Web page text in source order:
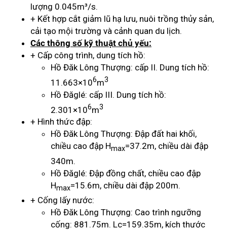
lượng 0.045m³/s.
+ Kết hợp cắt giảm lũ hạ lưu, nuôi trồng thủy sản,
cải tạo mội trường và cảnh quan du lịch.
Các thông số kỹ thuật chủ yếu:
+ Cấp công trình, dung tích hồ:
Hồ Đăk Lông Thượng: cấp II. Dung tích hồ:
11.663×106m3
Hồ Đăglé: cấp III. Dung tích hồ:
2.301×106m3
+ Hình thức đập:
Hồ Đăk Lông Thượng: Đập đất hai khối,
chiều cao đập Hmax=37.2m, chiều dài đập
340m.
Hồ Đăglé: Đập đồng chất, chiều cao đập
Hmax=15.6m, chiều dài đập 200m.
+ Cống lấy nước:
Hồ Đăk Lông Thượng: Cao trình ngưỡng
cống: 881.75m. Lc=159.35m, kích thước